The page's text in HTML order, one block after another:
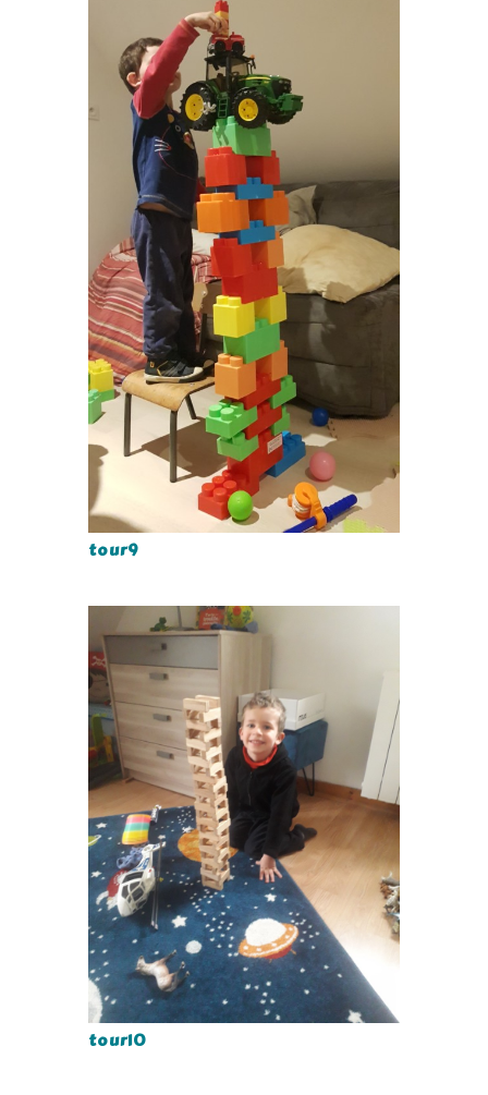
tour9